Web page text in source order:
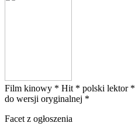
Film kinowy * Hit * polski lektor *
do wersji oryginalnej *
Facet z ogłoszenia